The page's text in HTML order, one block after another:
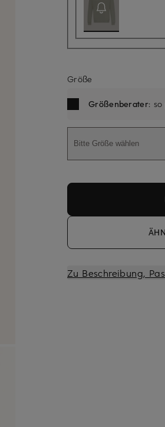
Größe
Größenberater: so
Bitte Größe wählen
Zu Beschreibung,